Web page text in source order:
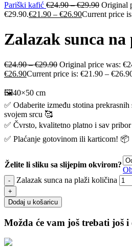
Pariški kafić €24.90–€29.90 Original
€29.90.€21.90 – €26.90Current price
Zalazak sunca na
€24.90–€29.90 Original price was:
€26.90Current price is: €21.90 –
🖼️40×50 cm
✅ Odaberite između stotina
svojem srcu 🥰
✅ Čvrsto, kvalitetno platno i sav
✅ Plaćanje gotovinom ili karticom! 📦
Želite li sliku sa slijepim okvirom?
Zalazak sunca na plaži količina
Dodaj u košaricu
Možda će vam još trebati još i